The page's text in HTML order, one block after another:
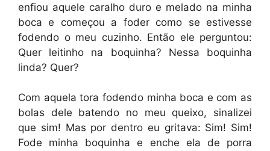
enfiou aquele caralho duro e melado na minha
boca e começou a foder como se estivesse
fodendo o meu cuzinho. Então ele perguntou:
Quer leitinho na boquinha? Nessa boquinha
linda? Quer?
Com aquela tora fodendo minha boca e com as
bolas dele batendo no meu queixo, sinalizei
que sim! Mas por dentro eu gritava: Sim! Sim!
Fode minha boquinha e enche ela de porra